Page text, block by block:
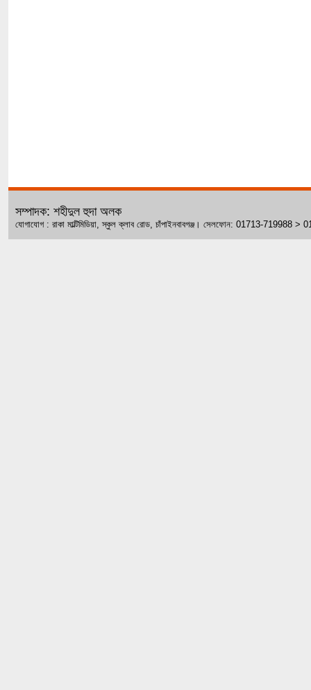
সম্পাদক: শহীদুল হুদা অলক
যোগাযোগ : রাকা মাল্টিমিডিয়া, স্কুল ক্লাব রোড, চাঁপাইনবাবগঞ্জ। সেলফোন: 01713-